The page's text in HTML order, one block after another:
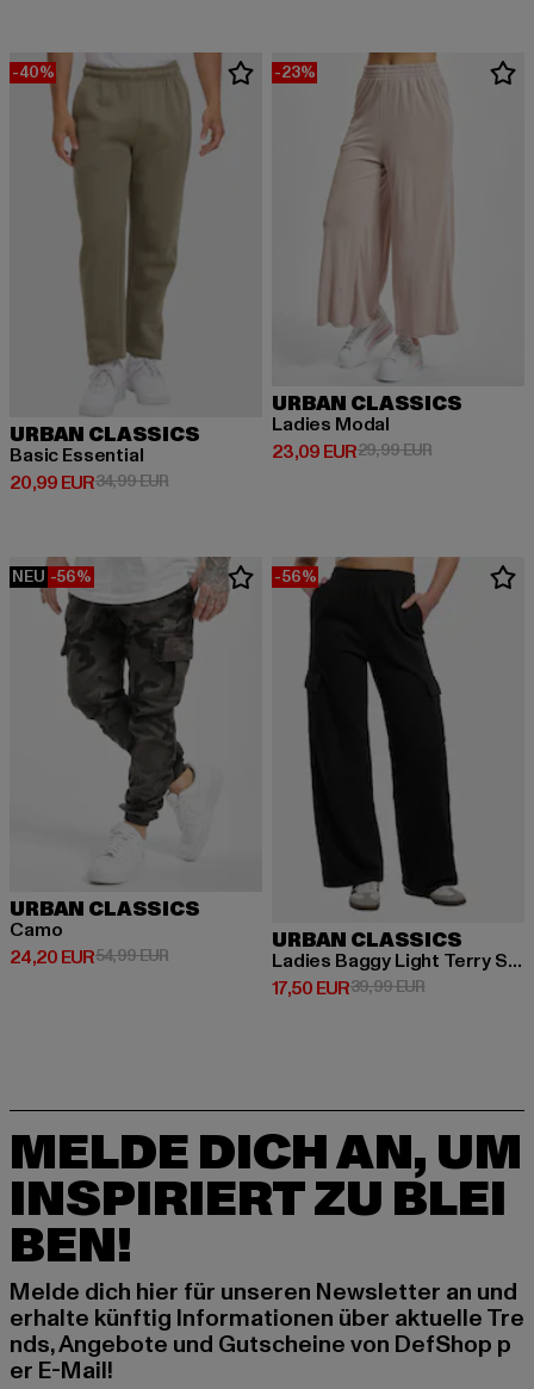
-40%
URBAN CLASSICS
Basic Essential
20,99 EUR
Derzeitiger Preis: 20,99 EUR
34,99 EURAktionspreis: 34,99 EUR
-23%
URBAN CLASSICS
Ladies Modal
23,09 EUR
Derzeitiger Preis: 23,09 EUR
29,99 EURAktionspreis:
NEU -56%
URBAN CLASSICS
Camo
24,20 EUR
Derzeitiger Preis: 24,20 EUR
54,99 EURAktionspreis: 54,99 EUR
-56%
URBAN CLASSICS
Ladies Baggy Light Terry Sweat Pants
17,50 EUR
Derzeitiger Preis: 17,50 EUR
39,99 EURAktionspreis:
MELDE DICH AN, UM
INSPIRIERT ZU BLEI
BEN!
Melde dich hier für unseren Newsletter an und
erhalte künftig Informationen über aktuelle Tre
nds, Angebote und Gutscheine von DefShop p
er E-Mail!